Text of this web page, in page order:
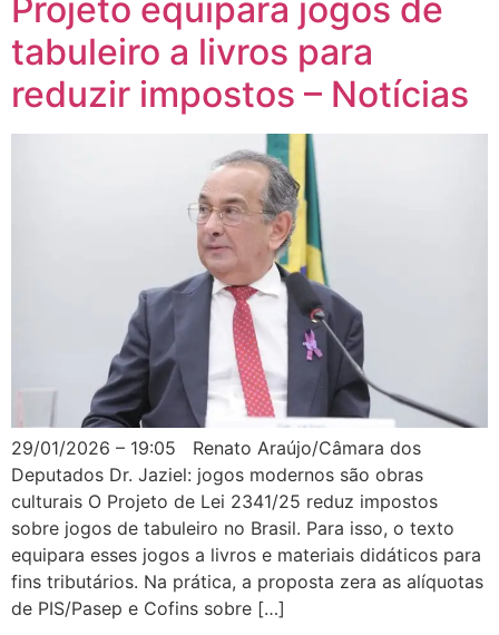
Projeto equipara jogos de
tabuleiro a livros para
reduzir impostos – Notícias
29/01/2026 – 19:05 Renato Araújo/Câmara dos
Deputados Dr. Jaziel: jogos modernos são obras
culturais O Projeto de Lei 2341/25 reduz impostos
sobre jogos de tabuleiro no Brasil. Para isso, o texto
equipara esses jogos a livros e materiais didáticos para
fins tributários. Na prática, a proposta zera as alíquotas
de PIS/Pasep e Cofins sobre […]